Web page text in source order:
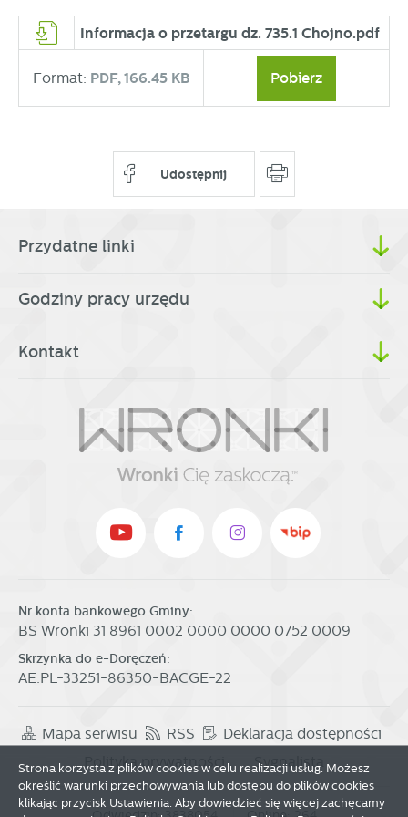
Informacja o przetargu dz. 735.1 Chojno.pdf
Format: PDF,166.45 KB Pobierz
Udostępnij
Przydatne linki
Godziny pracy urzędu
Kontakt
Nr konta bankowego Gminy:
BS Wronki 31 8961 0002 0000 0000 0752 0009
Skrzynka do e-Doręczeń:
AE:PL-33251-86350-BACGE-22
Mapa serwisu RSS
Deklaracja dostępności
Polityka prywatności
Sygnalista
Strona korzysta z plików cookies w celu realizacji usług. Możesz
określić warunki przechowywania lub dostępu do plików cookies
klikając przycisk Ustawienia. Aby dowiedzieć się więcej zachęcamy
w charakterze pośredników prezentujących nasze treści w
postaci wiadomości, ofert, komunikatów mediów